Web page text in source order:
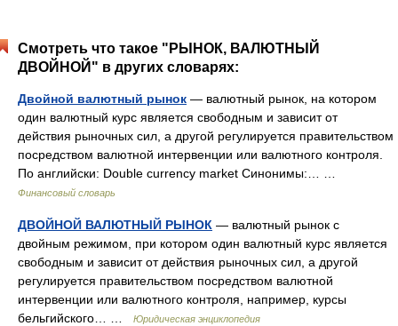
Смотреть что такое "РЫНОК, ВАЛЮТНЫЙ
ДВОЙНОЙ" в других словарях:
Двойной валютный рынок — валютный рынок, на котором
один валютный курс является свободным и зависит от
действия рыночных сил, а другой регулируется правительством
посредством валютной интервенции или валютного контроля.
По английски: Double currency market Синонимы:… …
Финансовый словарь
ДВОЙНОЙ ВАЛЮТНЫЙ РЫНОК — валютный рынок с
двойным режимом, при котором один валютный курс является
свободным и зависит от действия рыночных сил, а другой
регулируется правительством посредством валютной
интервенции или валютного контроля, например, курсы
бельгийского… …
Юридическая энциклопедия